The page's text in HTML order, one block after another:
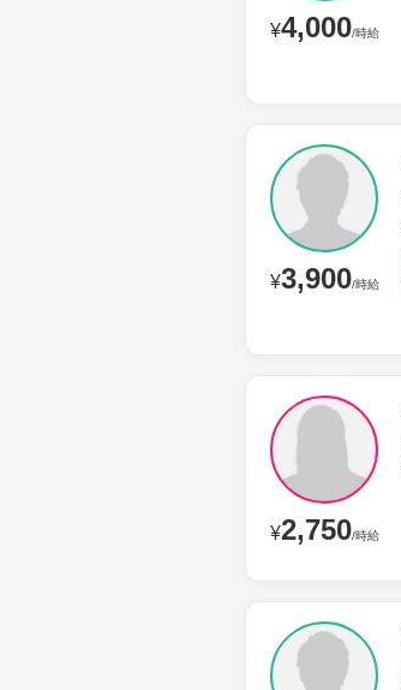
¥4,000/時給
¥3,900/時給
¥2,750/時給